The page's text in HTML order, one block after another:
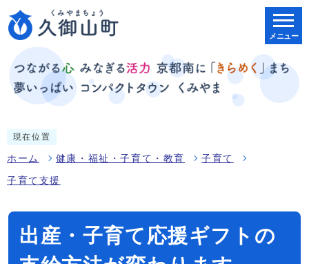
メニュー
現在位置
ホーム 健康・福祉・子育て・教育 子育て
子育て支援
出産・子育て応援ギフトの